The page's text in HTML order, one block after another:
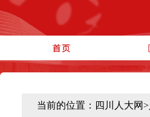
当前的位置： 四川人大网>